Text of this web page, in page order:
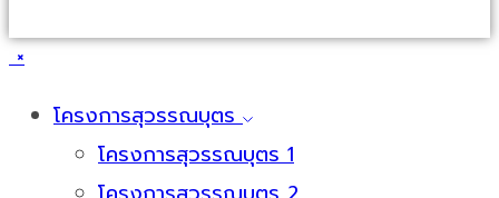
×
โครงการสุวรรณบุตร
โครงการสุวรรณบุตร 1